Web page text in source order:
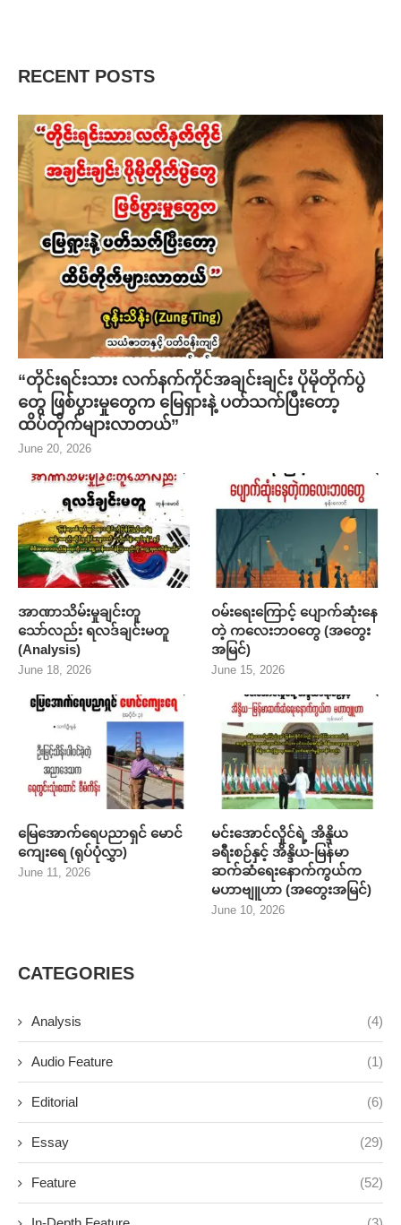
“တိုင်းရင်းသား လက်နက်ကိုင်အချင်းချင်း ပိုမိုတိုက်ပွဲ
တွေ ဖြစ်ပွားမှုတွေက မြေရှားနဲ့ ပတ်သက်ပြီးတော့
ထိပ်တိုက်များလာတယ်”
June 20, 2026
အာဏာသိမ်းမှုချင်းတူ
သော်လည်း ရလဒ်ချင်းမတူ
(Analysis)
June 18, 2026
ဝမ်းရေးကြောင့် ပျောက်ဆုံးနေ
တဲ့ ကလေးဘဝတွေ (အတွေး
အမြင်)
မြေအောက်ရေပညာရှင် မောင်
ကျေးရေ (ရုပ်ပုံလွှာ)
June 11, 2026
မင်းအောင်လှိုင်ရဲ့ အိန္ဒိယ
ခရီးစဉ်နှင့် အိန္ဒိယ-မြန်မာ
ဆက်ဆံရေးနောက်ကွယ်က
မဟာဗျူဟာ (အတွေးအမြင်)
June 10, 2026
CATEGORIES
Analysis (4)
Audio Feature
Editorial
Interview (8)
(34)
(19)
Opinion (70)
(34)